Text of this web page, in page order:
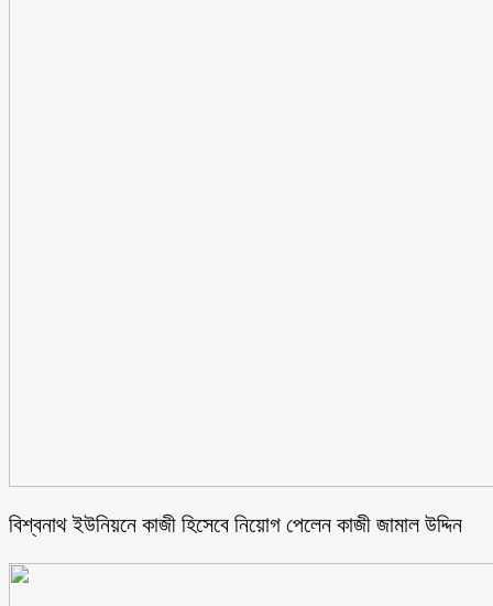
বিশ্বনাথ ইউনিয়নে কাজী হিসেবে নিয়োগ পেলেন কাজী জামাল উদ্দিন